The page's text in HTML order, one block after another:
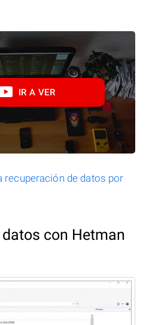
IR A VER
recuperación de datos por
con Hetman